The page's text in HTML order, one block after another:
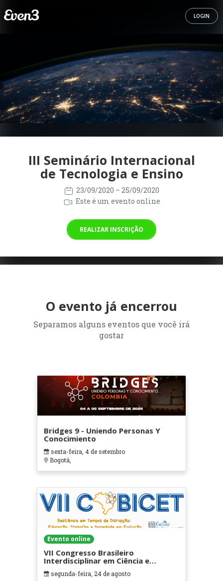
LOGIN
III Seminário Internacional
de Tecnologia e Ensino
23/09/2020 – 25/09/2020
Este é um evento online
REALIZAR INSCRIÇÃO
O evento já encerrou
Separamos alguns eventos que você irá
gostar
Bridges 9 - Uniendo Personas Y
Conocimiento
sexta-feira, 4 de setembro
Bogotá,
Evento online
VII Congresso Brasileiro
Interdisciplinar em Ciência e
Tecnologia
segunda-feira, 24 de agosto